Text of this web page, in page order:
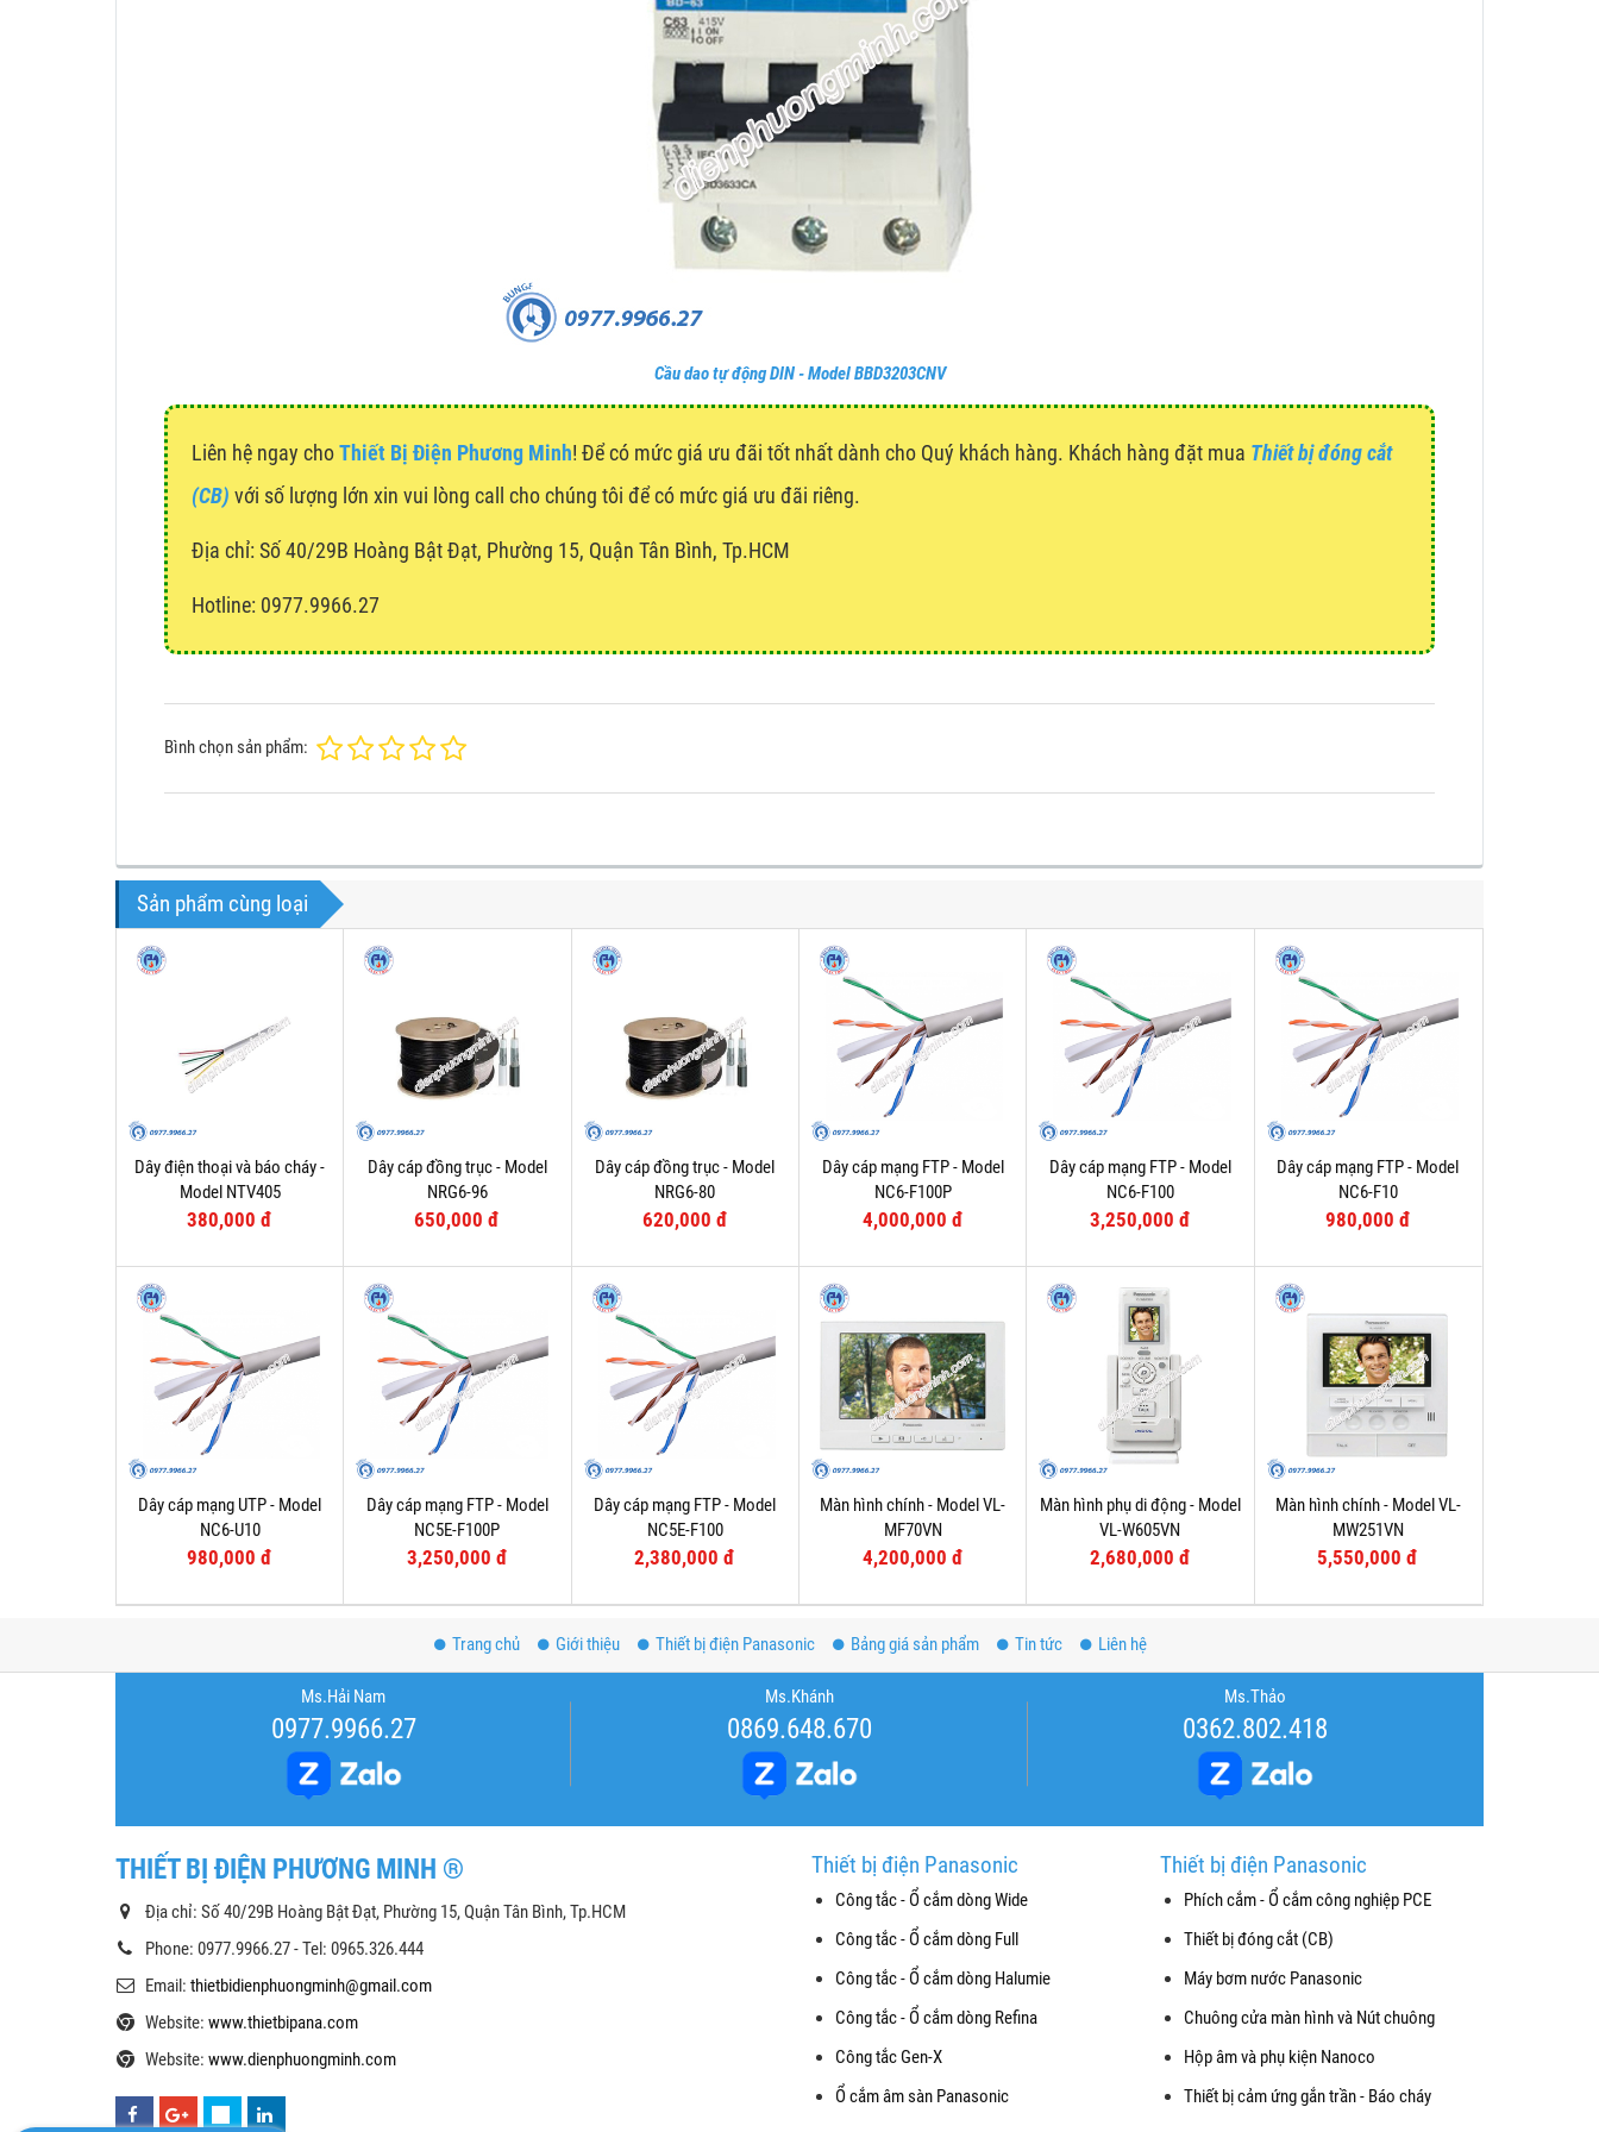
Cầu dao tự động DIN - Model BBD3203CNV
Liên hệ ngay choThiết Bị Điện Phương Minh! Để có mức giá ưu đãi tốt nhất dành cho Quý khách hàng. Khách hàng đặt mua Thiết bị đóng cắt
(CB) với số lượng lớn xin vui lòng call cho chúng tôi để có mức giá ưu đãi riêng.
Địa chỉ: Số 40/29B Hoàng Bật Đạt, Phường 15, Quận Tân Bình, Tp.HCM
Hotline: 0977.9966.27
Bình chọn sản phẩm:
Sản phẩm cùng loại
Dây điện thoại và báo cháy -
Model NTV405
380,000 đ
Dây cáp đồng trục - Model
NRG6-96
650,000 đ
Dây cáp đồng trục - Model
NRG6-80
620,000 đ
Dây cáp mạng FTP - Model
NC6-F100P
4,000,000 đ
Dây cáp mạng FTP - Model
NC6-F100
3,250,000 đ
Dây cáp mạng FTP - Model
NC6-F10
980,000 đ
Dây cáp mạng UTP - Model
NC6-U10
980,000 đ
Dây cáp mạng FTP - Model
NC5E-F100P
3,250,000 đ
Dây cáp mạng FTP - Model
NC5E-F100
2,380,000 đ
Màn hình chính - Model VL-
MF70VN
4,200,000 đ
Màn hình phụ di động - Model
VL-W605VN
2,680,000 đ
Màn hình chính - Model VL-
MW251VN
5,550,000 đ
Trang chủ Giới thiệu Thiết bị điện Panasonic Bảng giá sản phẩm Tin tức Liên hệ
Ms.Hải Nam
0977.9966.27
Ms.Khánh
0869.648.670
Ms.Thảo
0362.802.418
THIẾT BỊ ĐIỆN PHƯƠNG MINH ®
Địa chỉ: Số 40/29B Hoàng Bật Đạt, Phường 15, Quận Tân Bình, Tp.HCM
Phone: 0977.9966.27 - Tel: 0965.326.444
Email: thietbidienphuongminh@gmail.com
Website: www.thietbipana.com
Website: www.dienphuongminh.com
Thiết bị điện Panasonic
Công tắc - Ổ cắm dòng Wide
Công tắc - Ổ cắm dòng Full
Công tắc - Ổ cắm dòng Halumie
Công tắc - Ổ cắm dòng Refina
Công tắc Gen-X
Ổ cắm âm sàn Panasonic
Thiết bị điện Panasonic
Phích cắm - Ổ cắm công nghiệp PCE
Thiết bị đóng cắt (CB)
Máy bơm nước Panasonic
Chuông cửa màn hình và Nút chuông
Hộp âm và phụ kiện Nanoco
Thiết bị cảm ứng gắn trần - Báo cháy